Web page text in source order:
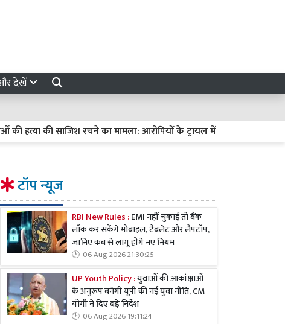
देखें
साजिश रचने का मामला: आरोपियों के ट्रायल में देरी पर हाईकोर्ट सख्त, मांगी
टॉप न्यूज
RBI New Rules :EMI नहीं चुकाई तो बैंक
लॉक कर सकेंगे मोबाइल, टैबलेट और लैपटॉप,
जानिए कब से लागू होंगे नए नियम
06 Aug 2026 21:30:25
UP Youth Policy :युवाओं की आकांक्षाओं
के अनुरूप बनेगी यूपी की नई युवा नीति, CM
योगी ने दिए बड़े निर्देश
06 Aug 2026 19:11:24